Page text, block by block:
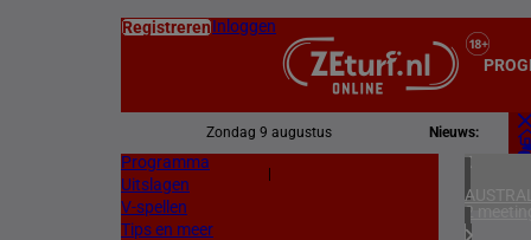
RegistrerenInloggen
Zondag 9 augustus Nieuws:
Programma
Uitslagen
V-spellen
Tips en meer
2